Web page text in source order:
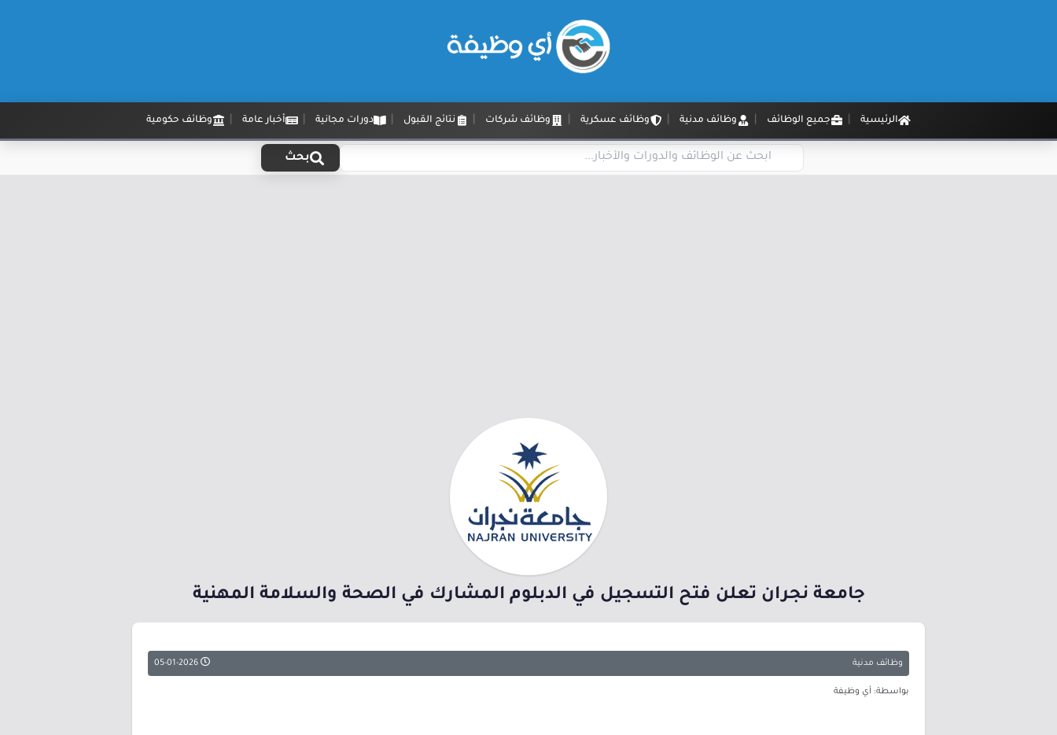
الرئيسية جميع الوظائف وظائف مدنية وظائف عسكرية وظائف شركات نتائج القبول دورات مجانية أخبار عامة وظائف حكومية
بحث
جامعة نجران تعلن فتح التسجيل في الدبلوم المشارك في الصحة والسلامة المهنية
وظائف مدنية
بواسطة: أي وظيفة